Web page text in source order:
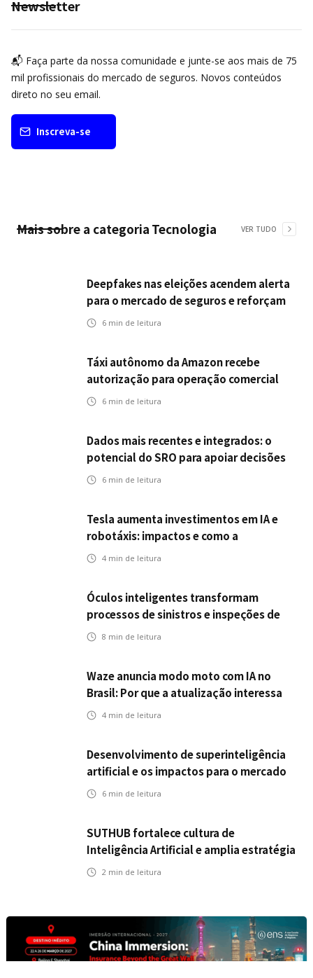
Newsletter
📬 Faça parte da nossa comunidade e junte-se aos mais de 75
mil profissionais do mercado de seguros. Novos conteúdos
direto no seu email.
Inscreva-se
Mais sobre a categoria Tecnologia VER TUDO
Deepfakes nas eleições acendem alerta
para o mercado de seguros e reforçam
desafios da inteligência artificial
6 min de leitura
Táxi autônomo da Amazon recebe
autorização para operação comercial
nos EUA: como a circulação desses
6 min de leitura
Dados mais recentes e integrados: o
potencial do SRO para apoiar decisões
nas seguradoras
6 min de leitura
Tesla aumenta investimentos em IA e
robotáxis: impactos e como a
mobilidade autônoma transforma o
4 min de leitura
Óculos inteligentes transformam
processos de sinistros e inspeções de
seguros
8 min de leitura
Waze anuncia modo moto com IA no
Brasil: Por que a atualização interessa
ao mercado segurador?
4 min de leitura
Desenvolvimento de superinteligência
artificial e os impactos para o mercado
de seguros
6 min de leitura
SUTHUB fortalece cultura de
Inteligência Artificial e amplia estratégia
para toda a organização
2 min de leitura